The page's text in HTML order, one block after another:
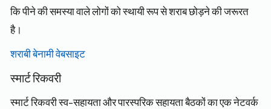
कि पीने की समस्या वाले लोगों को स्थायी रूप से शराब छोड़ने की जरूरत
है।
शराबी बेनामी वेबसाइट
स्मार्ट रिकवरी
स्मार्ट रिकवरी स्व-सहायता और पारस्परिक सहायता बैठकों का एक नेटवर्क